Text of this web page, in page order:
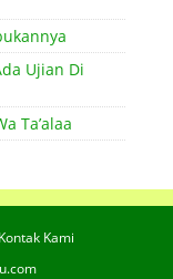
Ujian Di
Ta’alaa
Kontak Kami